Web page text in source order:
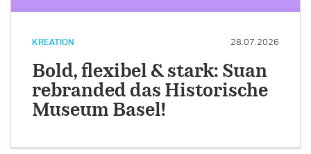
KREATION 28.07.2026
Bold, flexibel & stark: Suan
rebranded das Historische
Museum Basel!